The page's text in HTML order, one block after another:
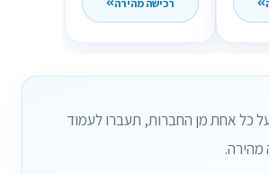
רכישה מהירה
כל אחת מן החברות, תעברו לעמוד
מהירה.